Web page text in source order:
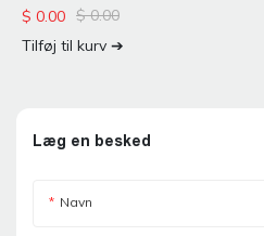
$ 0.00 $0.00
Tilføj til kurv ➔
Læg en besked
Navn